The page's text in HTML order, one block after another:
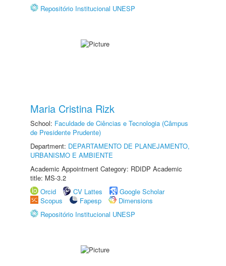
Repositório Institucional UNESP
Maria Cristina Rizk
School: Faculdade de Ciências e Tecnologia (Câmpus
de Presidente Prudente)
Department: DEPARTAMENTO DE PLANEJAMENTO,
URBANISMO E AMBIENTE
Academic Appointment Category: RDIDP Academic
title: MS-3.2
Orcid
CV Lattes
Google Scholar
Scopus
Fapesp
Dimensions
Repositório Institucional UNESP